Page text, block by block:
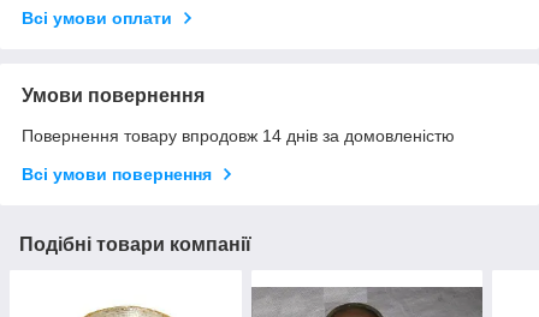
Всі умови оплати
Умови повернення
Повернення товару впродовж 14 днів за домовленістю
Всі умови повернення
Подібні товари компанії